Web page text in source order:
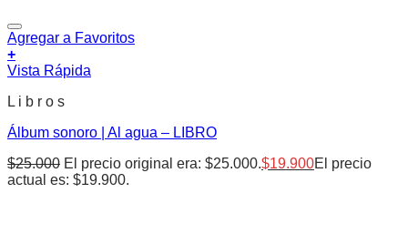
Agregar a Favoritos
+
Vista Rápida
L i b r o s
Álbum sonoro | Al agua – LIBRO
$25.000 El precio original era: $25.000.$19.900El precio
actual es: $19.900.